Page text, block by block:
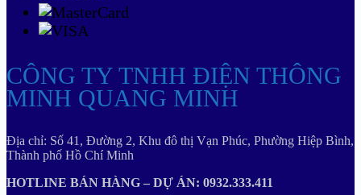
CÔNG TY TNHH ĐIỆN THÔNG
MINH QUANG MINH
Địa chỉ: Số 41, Đường 2, Khu đô thị Vạn Phúc, Phường Hiệp Bình,
Thành phố Hồ Chí Minh
HOTLINE BÁN HÀNG – DỰ ÁN: 0932.333.411